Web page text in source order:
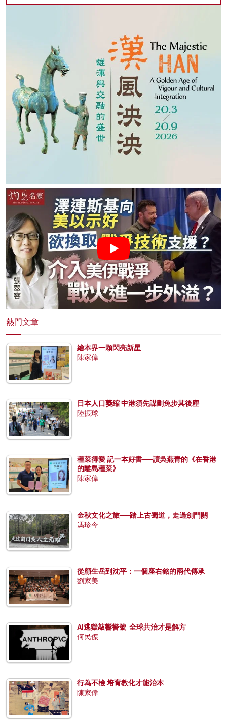
熱門文章
繪本界一顆閃亮新星
陳家偉
日本人口萎縮 中港須先謀劃免步其後塵
陸振球
種菜得愛 記一本好書──讀吳燕青的《在香港
的離島種菜》
陳家偉
金秋文化之旅──踏上古蜀道，走過劍門關
馮珍今
從顧生岳到沈平：一個座右銘的兩代傳承
劉家美
AI逃獄敲響警號 全球共治才是解方
何民傑
行為不檢 培育教化才能治本
陳家偉